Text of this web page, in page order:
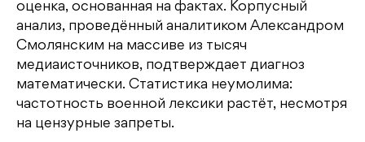
оценка, основанная на фактах. Корпусный
анализ, проведённый аналитиком Александром
Смолянским на массиве из тысяч
медиаисточников, подтверждает диагноз
математически. Статистика неумолима:
частотность военной лексики растёт, несмотря
на цензурные запреты.